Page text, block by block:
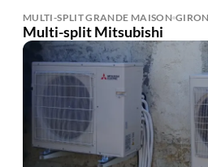
MULTI-SPLIT GRANDE MAISON
Multi-split Mitsubishi